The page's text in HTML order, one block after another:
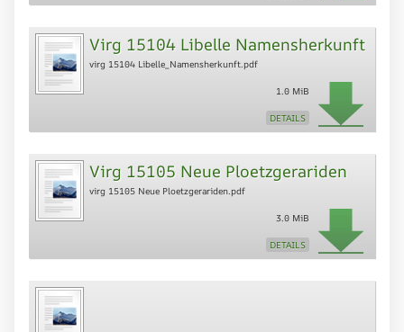
Virg 15104 Libelle Namensherkunft
virg 15104 Libelle_Namensherkunft.pdf
1.0 MiB
DETAILS
Virg 15105 Neue Ploetzgerariden
virg 15105 Neue Ploetzgerariden.pdf
3.0 MiB
DETAILS